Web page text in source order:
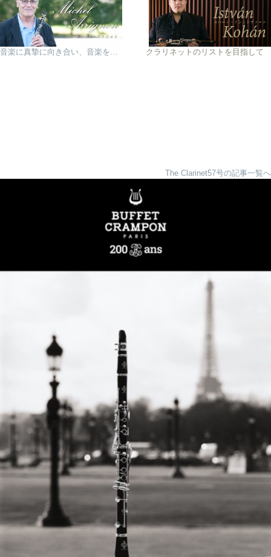
音楽に真摯に向き合い、音楽を理解し、自分の職業を愛すること─それが演奏家に必要なことなのです クラリネットのリストを目指して
The Clarinet57号の記事一覧へ